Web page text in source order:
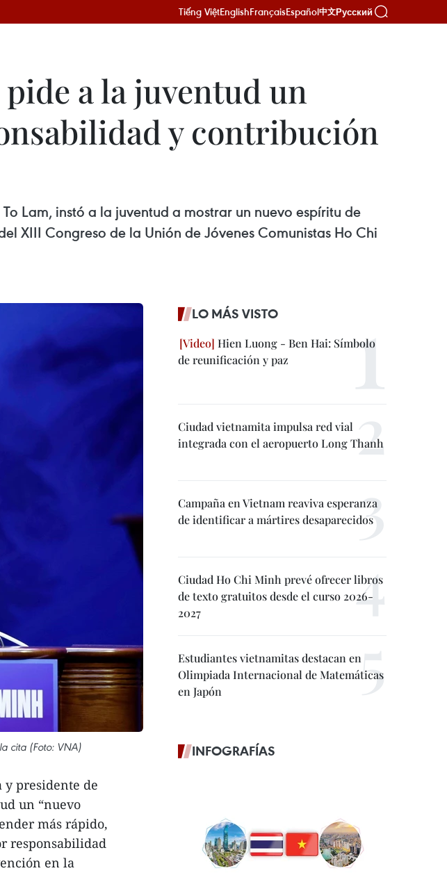
Tiếng ViệtEnglishFrançaisEspañol中文Русский
a la juventud un
y contribución
Lam, instó a la juventud a mostrar un nuevo espíritu de
XIII Congreso de la Unión de Jóvenes Comunistas Ho Chi
cita (Foto: VNA)
y presidente de
un “nuevo
más rápido,
responsabilidad
en la
LO MÁS VISTO
Hien Luong - Ben Hai: Símbolo
de reunificación y paz
Ciudad vietnamita impulsa red vial
integrada con el aeropuerto Long Thanh
Campaña en Vietnam reaviva esperanza
de identificar a mártires desaparecidos
Ciudad Ho Chi Minh prevé ofrecer libros
de texto gratuitos desde el curso 2026-
2027
Estudiantes vietnamitas destacan en
Olimpiada Internacional de Matemáticas
en Japón
INFOGRAFÍAS